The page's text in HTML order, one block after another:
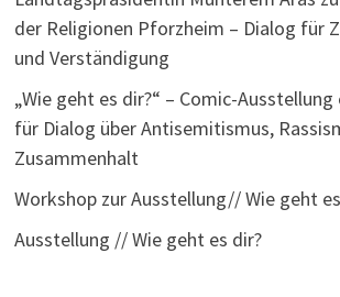
der Religionen Pforzheim – Dialog für
und Verständigung
„Wie geht es dir?“ – Comic-
für Dialog über Antisemitismus,
Zusammenhalt
Workshop zur Ausstellung// Wie geht
Ausstellung // Wie geht es dir?